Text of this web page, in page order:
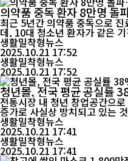
의약품 중독 환자 8만명
각’
최근 5년간 의약품 중독으로
데, 10대 청소년 환자가 같은
났다. 단순한 약물 오남용이 아
고 있다는 우려가 나온다. 국회 보건복지위원회 소속 남인순 의원(더
불어민주당·서울 송파구병)이
제출받은 ‘의약품 중독 진료 현
생활밀착형뉴스
2025.10.21 17:52
생활밀착형뉴스
2025.10.21 17:52
청년몰, 전국 평균 공실률
전통시장 내 청년 창업공간으
증가로 사실상 방치되고 있는
던 청년 창업 활성화와 지역상
채, 구조적 한계가 드러났다는 지적이 나온다.
소벤처기업위원회 소속 오세희
원장)은 21일 소상공인시장진
생활밀착형뉴스
2025.10.21 17:41
생활밀착형뉴스
2025.10.21 17:41